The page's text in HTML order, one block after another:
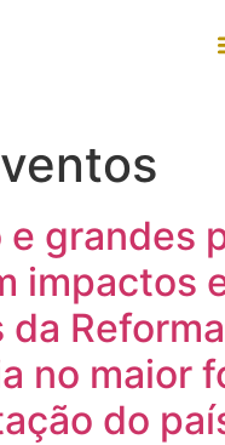
e grandes
impactos
Reforma
no maior
do